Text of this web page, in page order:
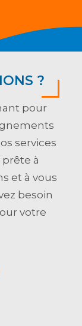
?
pour
services
à
et à vous
besoin
votre